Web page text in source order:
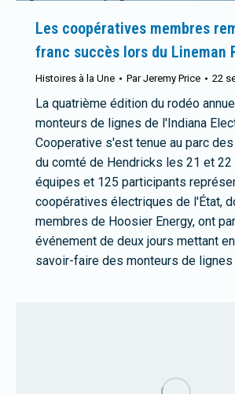
Les coopératives membres
franc succès lors du Lineman
Histoires à la Une ParJeremy Price 22
La quatrième édition du rodéo
monteurs de lignes de l'Indiana
Cooperative s'est tenue au parc
du comté de Hendricks les 21 et 22
équipes et 125 participants
coopératives électriques de l'État,
membres de Hoosier Energy, ont
événement de deux jours mettant
savoir-faire des monteurs de lignes